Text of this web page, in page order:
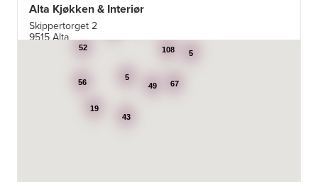
Alta Kjøkken & Interiør
Skippertorget 2
9515 Alta
99007242
Aran Scandinavia AS
Stadsing. Dahls gt. 31A
7043 Trondheim
49
108
52
56 67
43
5
5
19